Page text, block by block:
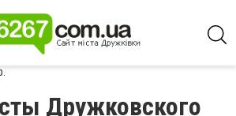
Дружковского